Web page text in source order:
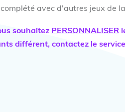
avec d'autres jeux de
souhaitez PERSONNALISER
différent, contactez le